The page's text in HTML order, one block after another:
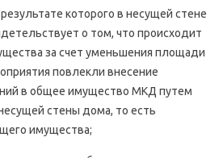
которого в несущей стене
о том, что происходит
за счет уменьшения площади
повлекли внесение
в общее имущество МКД путем
стены дома, то есть
имущества;